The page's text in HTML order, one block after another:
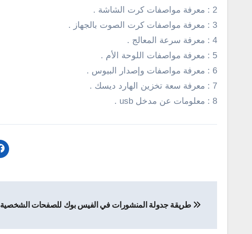
2 : معرفة مواصفات كرت الشاشة .
3 : معرفة مواصفات كرت الصوت بالجهاز .
4 : معرفة سرعة المعالج .
5 : معرفة مواصفات اللوحة الأم .
6 : معرفة مواصفات وإصدار البيوس .
7 : معرفة سعة تخزين الهارد ديسك .
8 : معلومات عن مدخل usb .
المقالات
طريقة جدولة المنشورات في الفيس بوك للصفحات الشخصية